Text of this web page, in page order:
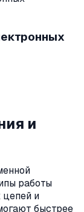
и
работы
цепей и
быстрее